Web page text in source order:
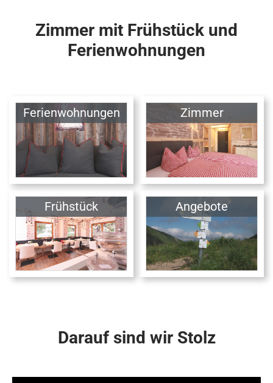
Zimmer mit Frühstück und
Ferienwohnungen
Ferienwohnungen Zimmer
Frühstück Angebote
Darauf sind wir Stolz